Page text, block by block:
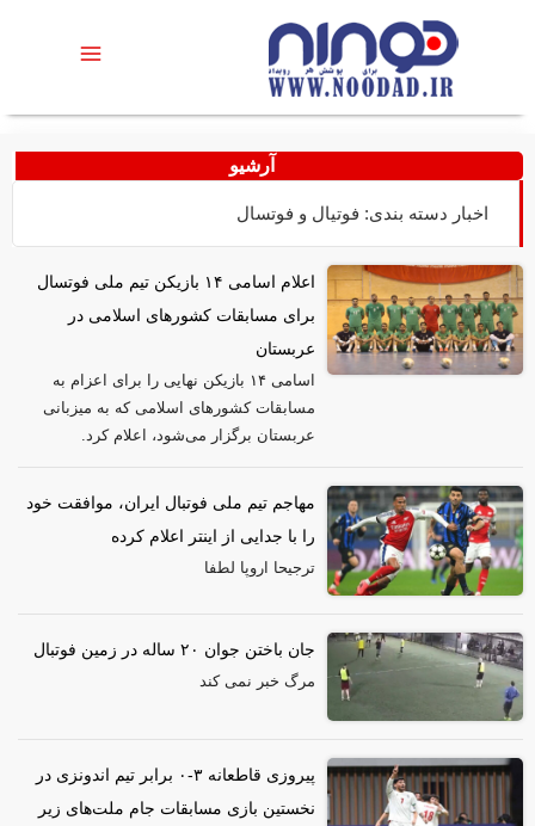
آرشیو
اخبار دسته بندی: فوتیال و فوتسال
اعلام اسامی ۱۴ بازیکن تیم ملی فوتسال
برای مسابقات کشور‌های اسلامی در
عربستان
اسامی ۱۴ بازیکن نهایی را برای اعزام به
مسابقات کشور‌های اسلامی که به میزبانی
عربستان برگزار می‌شود، اعلام کرد.
مهاجم تیم ملی فوتبال ایران، موافقت خود
را با جدایی از اینتر اعلام کرده
ترجیحا اروپا لطفا
جان باختن جوان ۲۰ ساله در زمین فوتبال
مرگ خبر نمی کند
پیروزی قاطعانه ۳-۰ برابر تیم اندونزی در
نخستین بازی مسابقات جام ملت‌های زیر